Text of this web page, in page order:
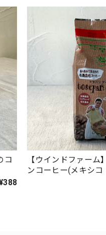
コ
【ウインドファーム
ンコーヒー(メキシコ